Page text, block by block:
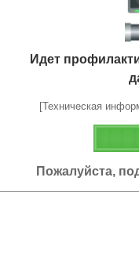
Идет
[Техническая
Пожалуйста,